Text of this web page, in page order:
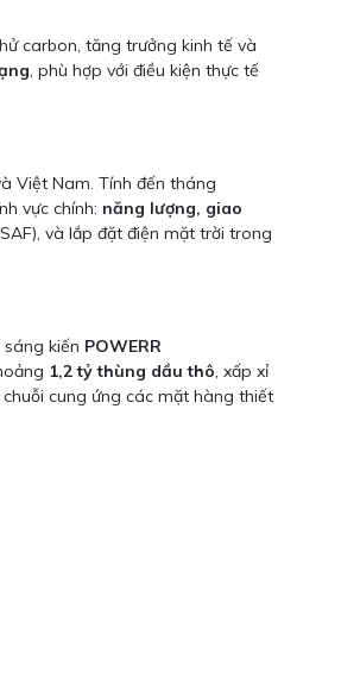
carbon, tăng trưởng kinh tế và
, phù hợp với điều kiện thực tế
Việt Nam. Tính đến tháng
vực chính: năng lượng, giao
và lắp đặt điện mặt trời trong
kiến POWERR
1,2 tỷ thùng dầu thô, xấp xỉ
cung ứng các mặt hàng thiết